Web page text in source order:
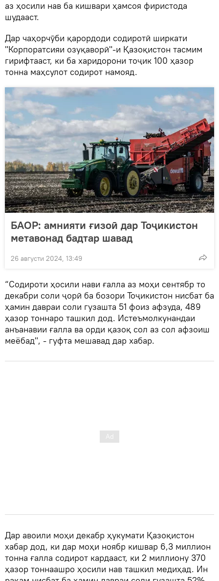
аз ҳосили нав ба кишвари ҳамсоя фиристода
шудааст.
Дар чаҳорчӯби қарордоди содиротӣ ширкати
"Корпоратсияи озуқаворӣ"-и Қазоқистон тасмим
гирифтааст, ки ба харидорони тоҷик 100 ҳазор
тонна маҳсулот содирот намояд.
БАОР: амнияти ғизоӣ дар Тоҷикистон
метавонад бадтар шавад
26 августи 2024, 13:49
“Содироти ҳосили нави ғалла аз моҳи сентябр то
декабри соли ҷорӣ ба бозори Тоҷикистон нисбат ба
ҳамин давраи соли гузашта 51 фоиз афзуда, 489
ҳазор тоннаро ташкил дод. Истеъмолкунандаи
анъанавии ғалла ва орди қазоқ сол аз сол афзоиш
меёбад", - гуфта мешавад дар хабар.
Дар авоили моҳи декабр ҳукумати Қазоқистон
хабар дод, ки дар моҳи ноябр кишвар 6,3 миллион
тонна ғалла содирот кардааст, ки 2 миллиону 370
ҳазор тоннаашро ҳосили нав ташкил медиҳад. Ин